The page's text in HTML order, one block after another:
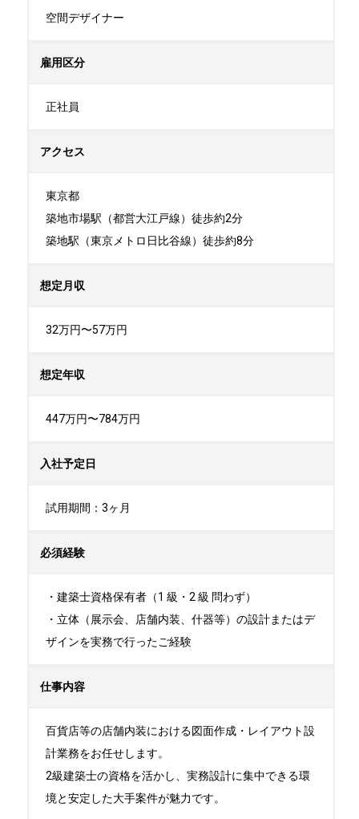
空間デザイナー
雇用区分
正社員
アクセス
東京都
築地市場駅（都営大江戸線）徒歩約2分
築地駅（東京メトロ日比谷線）徒歩約8分
想定月収
32万円〜57万円
想定年収
447万円〜784万円
入社予定日
試用期間：3ヶ月
必須経験
・建築士資格保有者（1 級・2 級 問わず）
・立体（展示会、店舗内装、什器等）の設計またはデ
ザインを実務で行ったご経験
仕事内容
百貨店等の店舗内装における図面作成・レイアウト設
計業務をお任せします。
2級建築士の資格を活かし、実務設計に集中できる環
境と安定した大手案件が魅力です。